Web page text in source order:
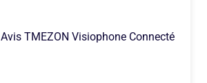
Avis TMEZON Visiophone Connecté